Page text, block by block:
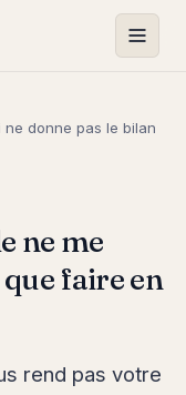
donne pas le bilan
ne me
faire en
rend pas votre